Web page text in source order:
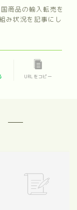
商品の輸入転売を
み状況を記事にし
URLをコピー